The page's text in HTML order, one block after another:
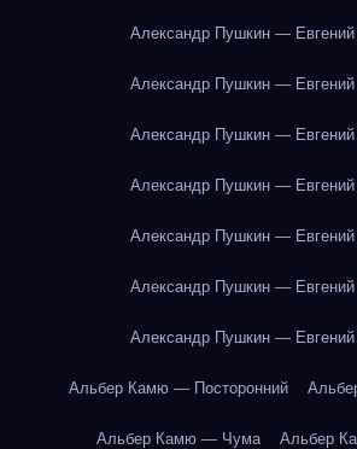
Александр Пушкин — Евгений
Александр Пушкин — Евгений
Александр Пушкин — Евгений
Александр Пушкин — Евгений
Александр Пушкин — Евгений
Александр Пушкин — Евгений
Александр Пушкин — Евгений
Альбер Камю — Посторонний
Альбер Камю — Чума Альбер